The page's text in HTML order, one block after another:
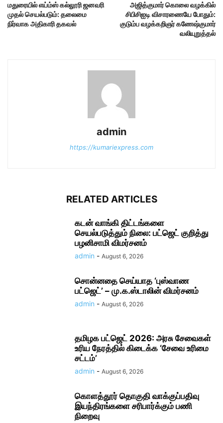
மதுரையில் எய்ம்ஸ் கல்லூரி ஜனவரி
முதல் செயல்படும்: தலைமை
நிர்வாக அதிகாரி தகவல்
அஜித்குமார் கொலை வழக்கில்
சிபிசிஐடி விசாரணையே போதும்:
குடும்ப வழக்கறிஞர் கணேஷ்குமார்
வலியுறுத்தல்
admin
https://kumariexpress.com
RELATED ARTICLES
கடன் வாங்கி திட்டங்களை
செயல்படுத்தும் நிலை: பட்ஜெட் குறித்து
பழனிசாமி விமர்சனம்
admin - August 6, 2026
சொன்னதை செய்யாத ‘புஸ்வாண
பட்ஜெட்’ – மு.க.ஸ்டாலின் விமர்சனம்
admin - August 6, 2026
தமிழக பட்ஜெட் 2026: அரசு சேவைகள்
உரிய நேரத்தில் கிடைக்க ‘சேவை உரிமை
சட்டம்’
admin - August 6, 2026
கொளத்தூர் தொகுதி வாக்குப்பதிவு
இயந்திரங்களை சரிபார்க்கும் பணி
நிறைவு